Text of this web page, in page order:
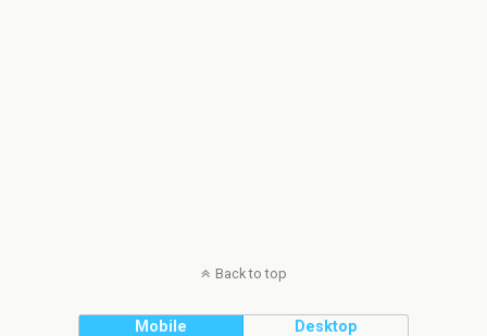
Back to top
Mobile Desktop